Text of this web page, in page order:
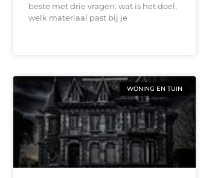
beste met drie vragen: wat is het doel,
welk materiaal past bij je
WONING EN TUIN